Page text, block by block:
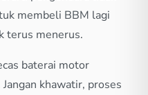
membeli BBM lagi
terus menerus.
baterai motor
khawatir, proses